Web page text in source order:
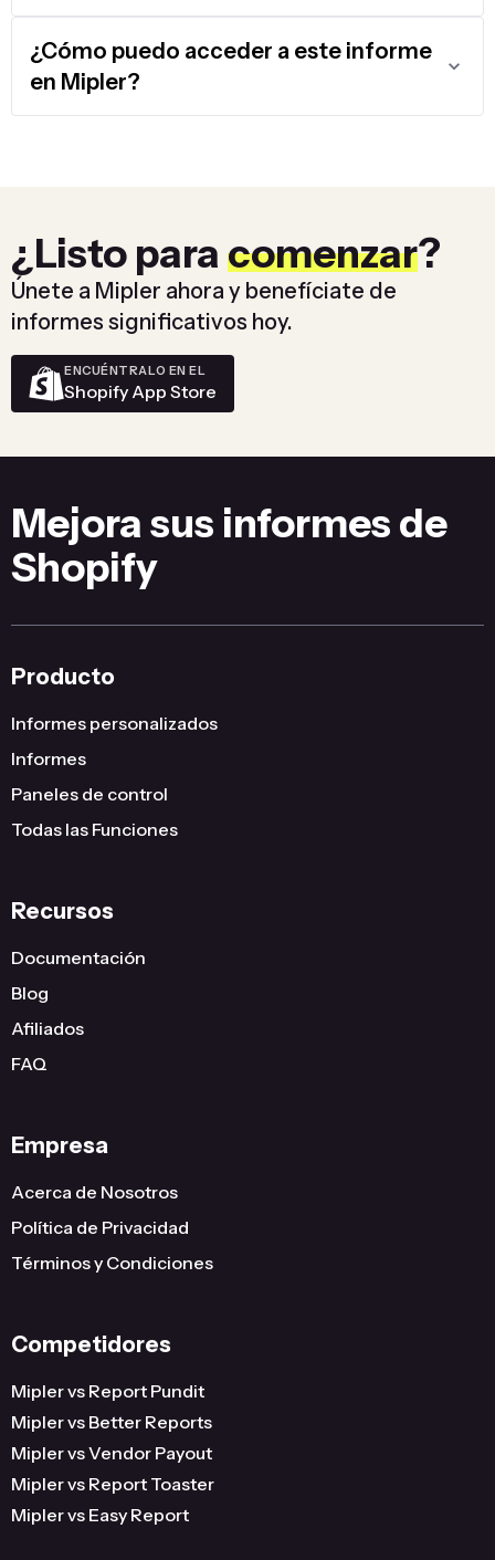
¿Cómo puedo acceder a este informe
en Mipler?
¿Listo para comenzar?
Únete a Mipler ahora y benefíciate de
informes significativos hoy.
ENCUÉNTRALO EN EL
Shopify App Store
Mejora sus informes de
Shopify
Producto
Informes personalizados
Informes
Paneles de control
Todas las Funciones
Recursos
Documentación
Blog
Afiliados
FAQ
Empresa
Acerca de Nosotros
Política de Privacidad
Términos y Condiciones
Competidores
Mipler vs Report Pundit
Mipler vs Better Reports
Mipler vs Vendor Payout
Mipler vs Report Toaster
Mipler vs Easy Report